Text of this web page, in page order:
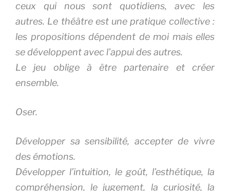
ceux qui nous sont quotidiens, avec les
autres. Le théâtre est une pratique collective :
les propositions dépendent de moi mais elles
se développent avec l’appui des autres.
Le jeu oblige à être partenaire et créer
ensemble.
Oser.
Développer sa sensibilité, accepter de vivre
des émotions.
Développer l’intuition, le goût, l’esthétique, la
compréhension, le jugement, la curiosité, la